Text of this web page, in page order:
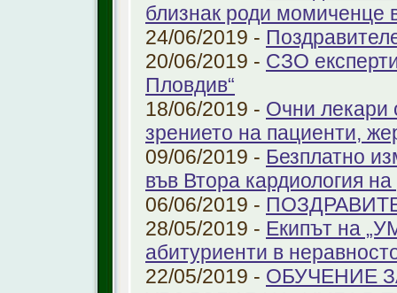
близнак роди момиченце
24/06/2019 -
20/06/2019 - СЗО
Пловдив“
18/06/2019 - Очни лекари
зрението на пациенти,
09/06/2019 - Безплатно
във Втора кардиология
06/06/2019 -
28/05/2019 - Екипът на
абитуриенти в
22/05/2019 - ОБУЧЕНИЕ